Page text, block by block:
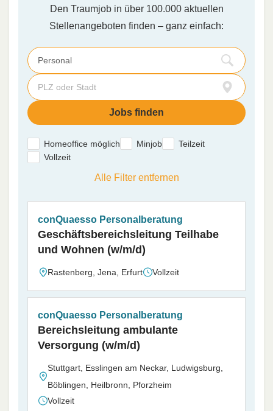
Den Traumjob in über 100.000 aktuellen
Stellenangeboten finden – ganz einfach:
Homeoffice möglich Minjob
Teilzeit
Vollzeit
Alle Filter entfernen
conQuaesso Personalberatung
Geschäftsbereichsleitung Teilhabe
und Wohnen (w/m/d)
Rastenberg, Jena, Erfurt Vollzeit
conQuaesso Personalberatung
Bereichsleitung ambulante
Versorgung (w/m/d)
Stuttgart, Esslingen am Neckar, Ludwigsburg,
Böblingen, Heilbronn, Pforzheim
Vollzeit